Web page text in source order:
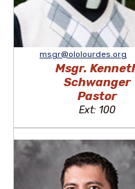
msgr@ololourdes.org
Msgr.
Schwanger
Pastor
Ext: 100